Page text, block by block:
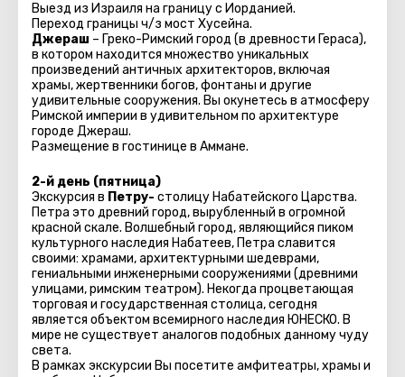
Выезд из Израиля на границу с Иорданией.
Переход границы ч/з мост Хусейна.
Джераш – Греко-Римский город (в древности Гераса),
в котором находится множество уникальных
произведений античных архитекторов, включая
храмы, жертвенники богов, фонтаны и другие
удивительные сооружения. Вы окунетесь в атмосферу
Римской империи в удивительном по архитектуре
городе Джераш.
Размещение в гостинице в Аммане.
2-й день (пятница)
Экскурсия в Петру- столицу Набатейского Царства.
Петра это древний город, вырубленный в огромной
красной скале. Волшебный город, являющийся пиком
культурного наследия Набатеев, Петра славится
своими: храмами, архитектурными шедеврами,
гениальными инженерными сооружениями (древними
улицами, римским театром). Некогда процветающая
торговая и государственная столица, сегодня
является объектом всемирного наследия ЮНЕСКО. В
мире не существует аналогов подобных данному чуду
света.
В рамках экскурсии Вы посетите амфитеатры, храмы и